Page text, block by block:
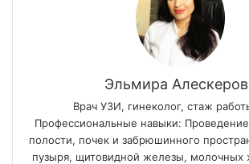
Эльмира
Врач УЗИ, гинеколог, стаж
Профессиональные навыки:
полости, почек и забрюшинного
пузыря, щитовидной железы, молочных